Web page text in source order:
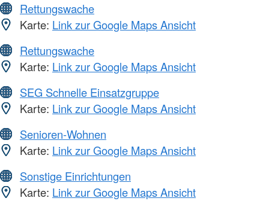
Rettungswache
Karte: Link zur Google Maps Ansicht
Rettungswache
Karte: Link zur Google Maps Ansicht
SEG Schnelle Einsatzgruppe
Karte: Link zur Google Maps Ansicht
Senioren-Wohnen
Karte: Link zur Google Maps Ansicht
Sonstige Einrichtungen
Karte: Link zur Google Maps Ansicht